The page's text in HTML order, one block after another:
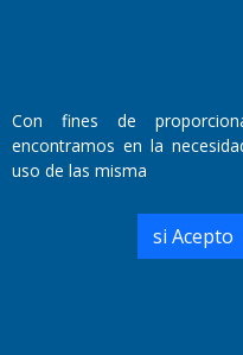
Domicilio Legal: José Ingenieros
Número de Registro DNDA:
RL-2019-55551274-APN-DNDA#MJ
Con fines de
encontramos en la
uso de las misma
si Acepto